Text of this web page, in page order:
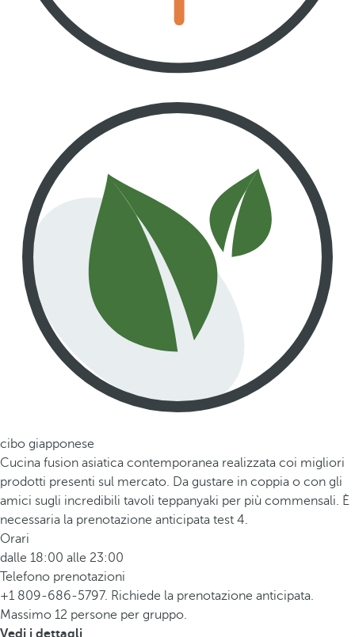
cibo giapponese
Cucina fusion asiatica contemporanea realizzata coi migliori
prodotti presenti sul mercato. Da gustare in coppia o con gli
amici sugli incredibili tavoli teppanyaki per più commensali. È
necessaria la prenotazione anticipata test 4.
Orari
dalle 18:00 alle 23:00
Telefono prenotazioni
+1 809-686-5797. Richiede la prenotazione anticipata.
Massimo 12 persone per gruppo.
Vedi i dettagli